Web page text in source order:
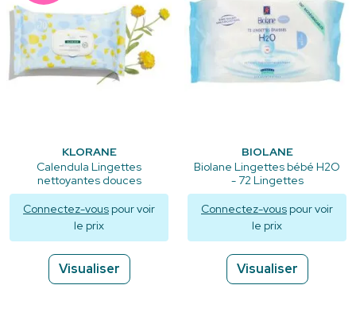
KLORANE
Calendula Lingettes
nettoyantes douces
Connectez-vous pour voir
le prix
Visualiser
BIOLANE
Biolane Lingettes bébé H2O
- 72 Lingettes
Connectez-vous pour voir
le prix
Visualiser